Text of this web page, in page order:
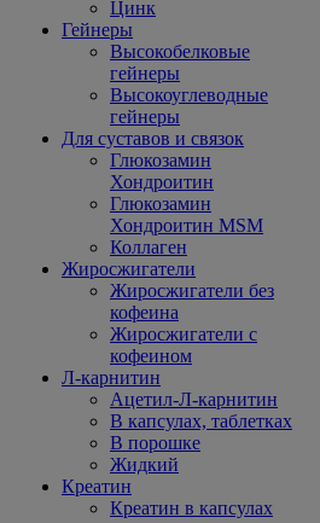
Цинк
Гейнеры
Высокобелковые
гейнеры
Высокоуглеводные
гейнеры
Для суставов и связок
Глюкозамин
Хондроитин
Глюкозамин
Хондроитин MSM
Коллаген
Жиросжигатели
Жиросжигатели без
кофеина
Жиросжигатели с
кофеином
Л-карнитин
Ацетил-Л-карнитин
В капсулах, таблетках
В порошке
Жидкий
Креатин
Креатин в капсулах